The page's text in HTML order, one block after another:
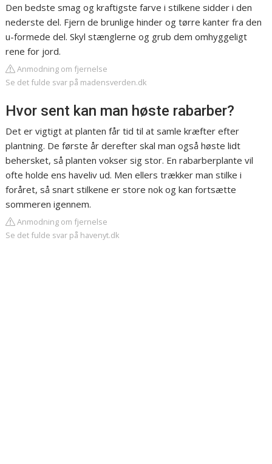
Den bedste smag og kraftigste farve i stilkene sidder i den
nederste del. Fjern de brunlige hinder og tørre kanter fra den
u-formede del. Skyl stænglerne og grub dem omhyggeligt
rene for jord.
Anmodning om fjernelse
Se det fulde svar på madensverden.dk
Hvor sent kan man høste rabarber?
Det er vigtigt at planten får tid til at samle kræfter efter
plantning. De første år derefter skal man også høste lidt
behersket, så planten vokser sig stor. En rabarberplante vil
ofte holde ens haveliv ud. Men ellers trækker man stilke i
foråret, så snart stilkene er store nok og kan fortsætte
sommeren igennem.
Anmodning om fjernelse
Se det fulde svar på havenyt.dk